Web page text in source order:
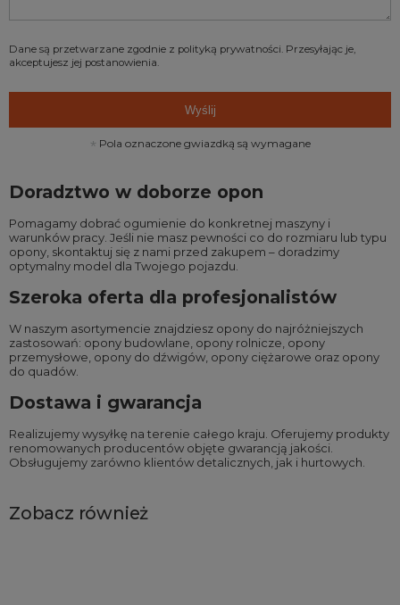
Dane są przetwarzane zgodnie z polityką prywatności. Przesyłając je,
akceptujesz jej postanowienia.
Wyślij
Pola oznaczone gwiazdką są wymagane
Doradztwo w doborze opon
Pomagamy dobrać ogumienie do konkretnej maszyny i
warunków pracy. Jeśli nie masz pewności co do rozmiaru lub typu
opony, skontaktuj się z nami przed zakupem – doradzimy
optymalny model dla Twojego pojazdu.
Szeroka oferta dla profesjonalistów
W naszym asortymencie znajdziesz opony do najróżniejszych
zastosowań: opony budowlane opony rolnicze opony
przemysłowe opony do dźwigów opony ciężarowe oraz opony
do quadów
Dostawa i gwarancja
Realizujemy wysyłkę na terenie całego kraju. Oferujemy produkty
renomowanych producentów objęte gwarancją jakości.
Obsługujemy zarówno klientów detalicznych, jak i hurtowych.
Zobacz również